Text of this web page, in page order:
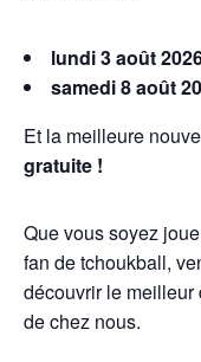
lundi 3 août
samedi 8 août
Et la meilleure
gratuite !
Que vous soyez
fan de tchoukball,
découvrir le
de chez nous.